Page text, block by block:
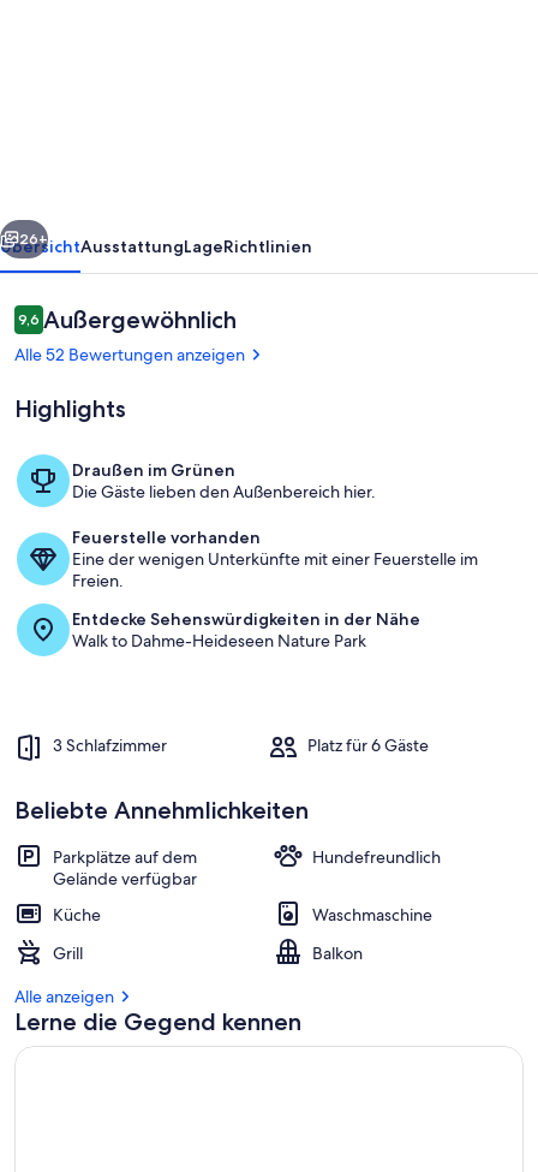
in
absoluter
Ruhe.
Wohnbereich
Weiter
26+
ÜbersichtAusstattungLageRichtlinien
Bewertungen
9,69,6 von 10.
Außergewöhnlich
Alle 52 Bewertungen anzeigen
Highlights
Draußen im Grünen
Die Gäste lieben den Außenbereich hier.
Feuerstelle vorhanden
Eine der wenigen Unterkünfte mit einer Feuerstelle im
Freien.
Entdecke Sehenswürdigkeiten in der Nähe
Walk to Dahme-Heideseen Nature Park
3 Schlafzimmer Platz für 6 Gäste
Beliebte Annehmlichkeiten
Parkplätze auf dem
Gelände verfügbar
Hundefreundlich
Küche
Waschmaschine
Grill
Balkon
Alle anzeigen
Lerne die Gegend kennen